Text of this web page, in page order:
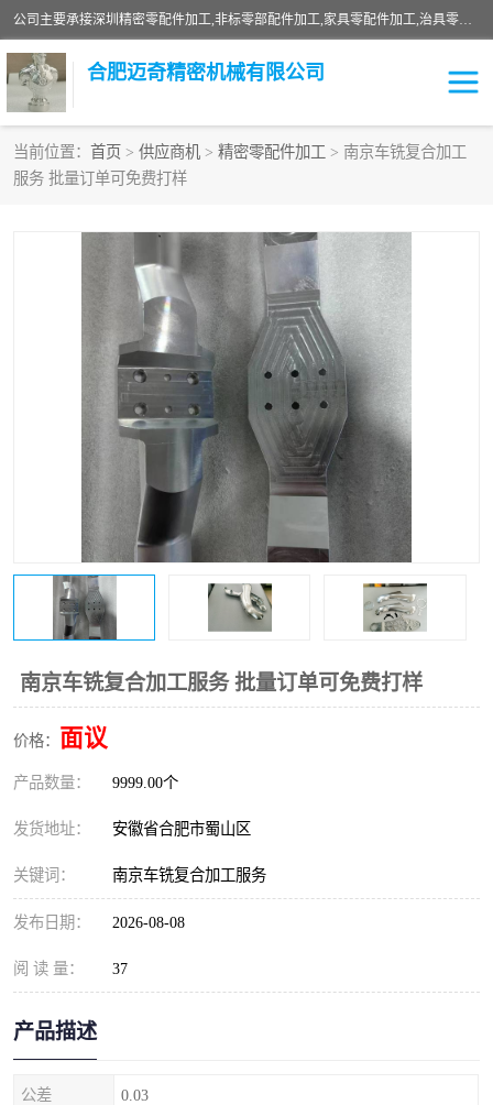
公司主要承接深圳精密零配件加工,非标零部配件加工,家具零配件加工,治具零配件加工,安徽精密零配件加工等各种各种精密机械加工，欢迎来来电咨询！
合肥迈奇精密机械有限公司
当前位置： 首页 > 供应商机 > 精密零配件加工 > 南京车铣复合加工
服务 批量订单可免费打样
南京车铣复合加工服务 批量订单可免费打样
价格： 面议
产品数量： 9999.00个
发货地址： 安徽省合肥市蜀山区
关键词： 南京车铣复合加工服务
发布日期： 2026-08-08
阅 读 量： 37
产品描述
公差 0.03
铣床加工
机器人零件加工 绝缘材料加工
家具零配件加工 数控精密机加工
零部件机加工 机床零件加工
数控机床加工
不锈钢加工